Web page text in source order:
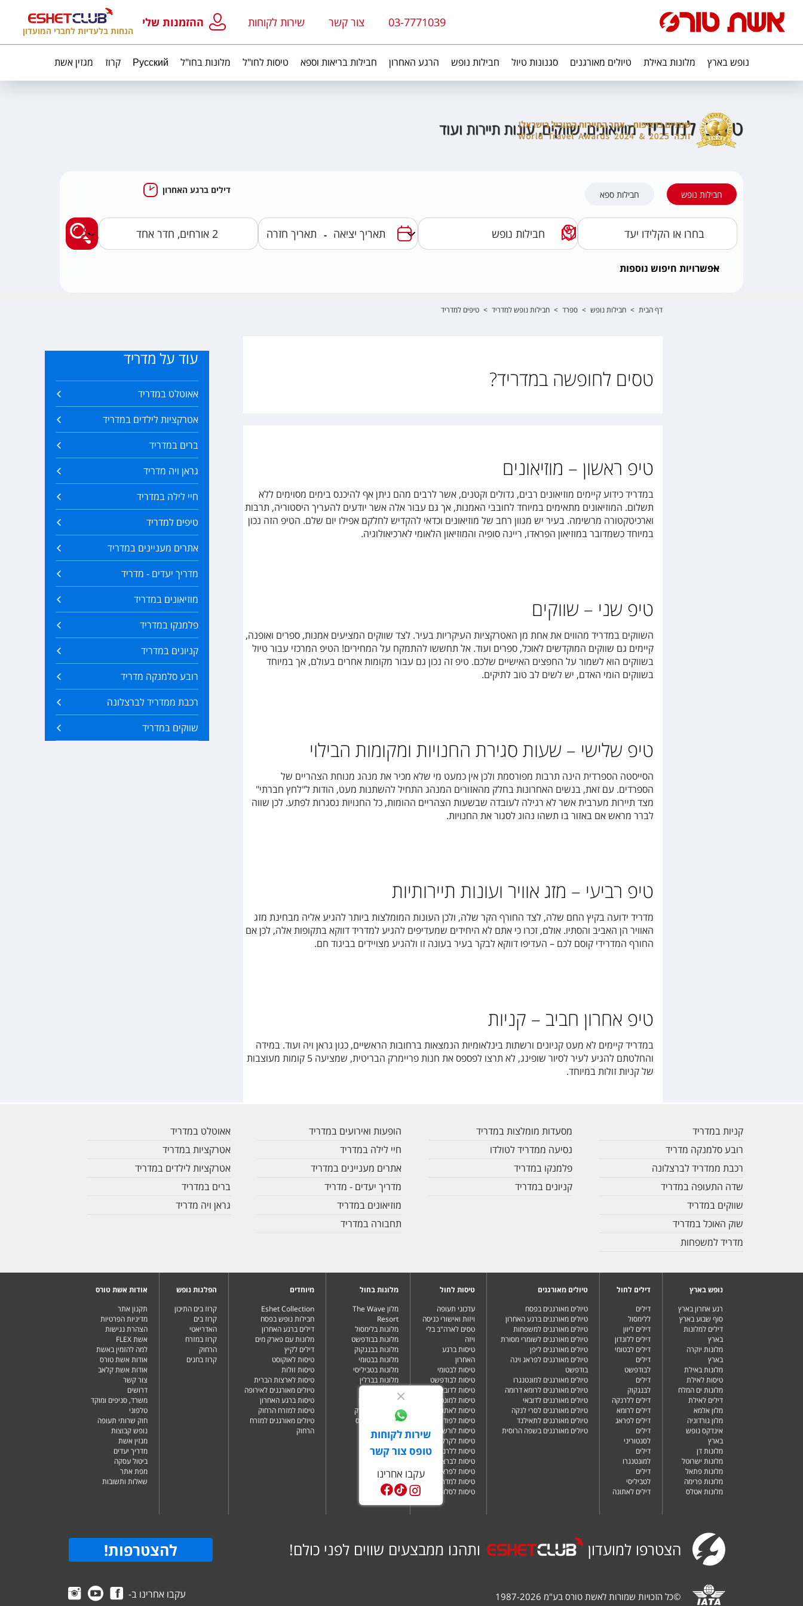
03-7771039 צור קשר שירות לקוחות ההזמנות שלי
הנחות בלעדיות לחברי המועדון
נופש בארץ מלונות באילת טיולים מאורגנים סגנונות טיול חבילות נופש הרגע האחרון חבילות בריאות וספא טיסות לחו"ל מלונות בחו"ל Русский קרוז מגזין אשת
שירות לקוחות
טופס צור קשר
עקבו אחרינו
טיפים למדריד מוזיאונים, שווקים, עונות תיירות ועוד
חבילות נופש חבילות ספא דילים ברגע האחרון
-
מצאו לי חבילות
אפשרויות חיפוש נוספות
דף הבית > חבילות נופש > ספרד > חבילות נופש למדריד > טיפים למדריד
טסים לחופשה במדריד?
טיפ ראשון – מוזיאונים
במדריד כידוע קיימים מוזיאונים רבים, גדולים וקטנים, אשר לרבים מהם ניתן אף להיכנס בימים מסוימים ללא
תשלום. המוזיאונים מתאימים במיוחד לחובבי האמנות, אך גם עבור אלה אשר יודעים להעריך היסטוריה, תרבות
וארכיטקטורה מרשימה. בעיר יש מגוון רחב של מוזיאונים וכדאי להקדיש לחלקם אפילו יום שלם. הטיפ הזה נכון
במיוחד כשמדובר במוזיאון הפראדו, ריינה סופיה והמוזיאון הלאומי לארכיאולוגיה.
טיפ שני – שווקים
השווקים במדריד מהווים את אחת מן האטרקציות העיקריות בעיר. לצד שווקים המציעים אמנות, ספרים ואופנה,
קיימים גם שווקים המוקדשים לאוכל, ספרים ועוד. אל תחששו להתמקח על המחירים! הטיפ המרכזי עבור טיול
בשווקים הוא לשמור על החפצים האישיים שלכם. טיפ זה נכון גם עבור מקומות אחרים בעולם, אך במיוחד
בשווקים הומי האדם, יש לשים לב טוב לתיקים.
טיפ שלישי – שעות סגירת החנויות ומקומות הבילוי
הסייסטה הספרדית הינה תרבות מפורסמת ולכן אין כמעט מי שלא מכיר את מנהג מנוחת הצהריים של
הספרדים. עם זאת, בנשים האחרונות בחלק מהאזורים המנהג התחיל להשתנות מעט, הודות ל"לחץ חברתי"
מצד תיירות מערבית אשר לא רגילה לעובדה שבשעות הצהריים ההומות, כל החנויות נסגרות לפתע. לכן שווה
לברר מראש אם באזור בו תשהו נהוג לסגור את החנויות.
טיפ רביעי – מזג אוויר ועונות תיירותיות
מדריד ידועה בקיץ החם שלה, לצד החורף הקר שלה, ולכן העונות המומלצות ביותר להגיע אליה מבחינת מזג
האוויר הן האביב והסתיו. אולם, זכרו כי אתם לא היחידים שמעדיפים להגיע למדריד דווקא בתקופות אלה, לכן אם
החורף המדרידי קוסם לכם – העדיפו דווקא לבקר בעיר בעונה זו ולהגיע מצויידים בביגוד חם.
טיפ אחרון חביב – קניות
במדריד קיימים לא מעט קניונים ורשתות בינלאומיות הנמצאות ברחובות הראשיים, כגון גראן ויה ועוד. במידה
והחלטתם להגיע לעיר לסיור שופינג, לא תרצו לפספס את חנות פריימרק הבריטית, שמציעה 5 קומות מעוצבות
של קניות זולות במיוחד.
עוד על מדריד
אאוטלט במדריד
אטרקציות לילדים במדריד
ברים במדריד
גראן ויה מדריד
חיי לילה במדריד
טיפים למדריד
אתרים מעניינים במדריד
מדריך יעדים - מדריד
מוזיאונים במדריד
פלמנקו במדריד
קניונים במדריד
רובע סלמנקה מדריד
רכבת ממדריד לברצלונה
שווקים במדריד
קניות במדריד
רובע סלמנקה מדריד
רכבת ממדריד לברצלונה
שדה התעופה במדריד
שווקים במדריד
שוק האוכל במדריד
מדריד למשפחות
מסעדות מומלצות במדריד
נסיעה ממדריד לטולדו
פלמנקו במדריד
קניונים במדריד
הופעות ואירועים במדריד
חיי לילה במדריד
אתרים מעניינים במדריד
מדריך יעדים - מדריד
מוזיאונים במדריד
תחבורה במדריד
אאוטלט במדריד
אטרקציות במדריד
אטרקציות לילדים במדריד
ברים במדריד
גראן ויה מדריד
נופש בארץ
רגע אחרון בארץ
סוף שבוע בארץ
דילים למלונות
בארץ
מלונות יוקרה
בארץ
מלונות באילת
טיסות לאילת
מלונות ים המלח
דילים לאילת
מלון אלמא
מלון גורדוניה
אינדקס נופש
בארץ
מלונות דן
מלונות ישרוטל
מלונות פתאל
מלונות פרימה
מלונות אטלס
דילים לחול
דילים
ללימסול
דילים ליוון
דילים ללונדון
דילים לבטומי
דילים
לבודפשט
דילים
לבנגקוק
דילים ללרנקה
דילים לרומא
דילים לפראג
דילים
לסנטוריני
דילים
למונטנגרו
דילים
לטביליסי
דילים לאתונה
טיולים מאורגנים
טיולים מאורגנים בפסח
טיולים מאורגנים ברגע האחרון
טיולים מאורגנים למשפחות
טיולים מאורגנים לשומרי מסורת
טיולים מאורגנים ליפן
טיולים מאורגנים לפראג וינה
בודפשט
טיולים מאורגנים למונטנגרו
טיולים מאורגנים לרומא דרומה
טיולים מאורגנים לדובאי
טיולים מאורגנים לסרי לנקה
טיולים מאורגנים לתאילנד
טיולים מאורגנים בשפה הרוסית
טיסות לחול
עדכוני תעופה
ויזות ואישורי כניסה
טסים לארה"ב בלי
ויזה
טיסות ברגע
האחרון
טיסות לבטומי
טיסות לבודפשט
טיסות לדובאי
טיסות למונטנגרו
טיסות לאתונה
טיסות לפודגוריצה
טיסות לורשה
טיסות לקרקוב
טיסות ללרנקה
טיסות לברצלונה
טיסות לפראג
טיסות למדריד
טיסות לסלוניקי
מלונות בחול
מלון The Wave
Resort
מלונות בלימסול
מלונות בבודפשט
מלונות בבנגקוק
מלונות בבטומי
מלונות בטביליסי
מלונות בברלין
מלונות בדובאי
מלונות בלונדון
מלונות בניו יורק
מלונות בפאפוס
מיוחדים
Eshet Collection
חבילות נופש בפסח
דילים ברגע האחרון
מלונות עם פארק מים
דילים לקיץ
טיסות לאוקוסט
טיסות זולות
טיסות לארצות הברית
טיולים מאורגנים לאירופה
טיסות ברגע האחרון
טיסות למזרח הרחוק
טיולים מאורגנים למזרח
הרחוק
הפלגות נופש
קרוז בים התיכון
קרוז בים
האדריאטי
קרוז במזרח
הרחוק
קרוז בחגים
אודות אשת טורס
תקנון אתר
מדיניות הפרטיות
הצהרת נגישות
אשת FLEX
למה להזמין באשת
אודות אשת טורס
אודות אשת קלאב
צור קשר
דרושים
משרד, סניפים ומוקד
טלפוני
חוק שרותי תעופה
נופש קבוצות
מגזין אשת
מדריך יעדים
ביטול עסקה
מפת אתר
שאלות ותשובות
הצטרפו למועדון ותהנו ממבצעים שווים לפני כולם! להצטרפות!
©כל הזכויות שמורות לאשת טורס בע"מ 1987-2026 עקבו אחרינו ב-